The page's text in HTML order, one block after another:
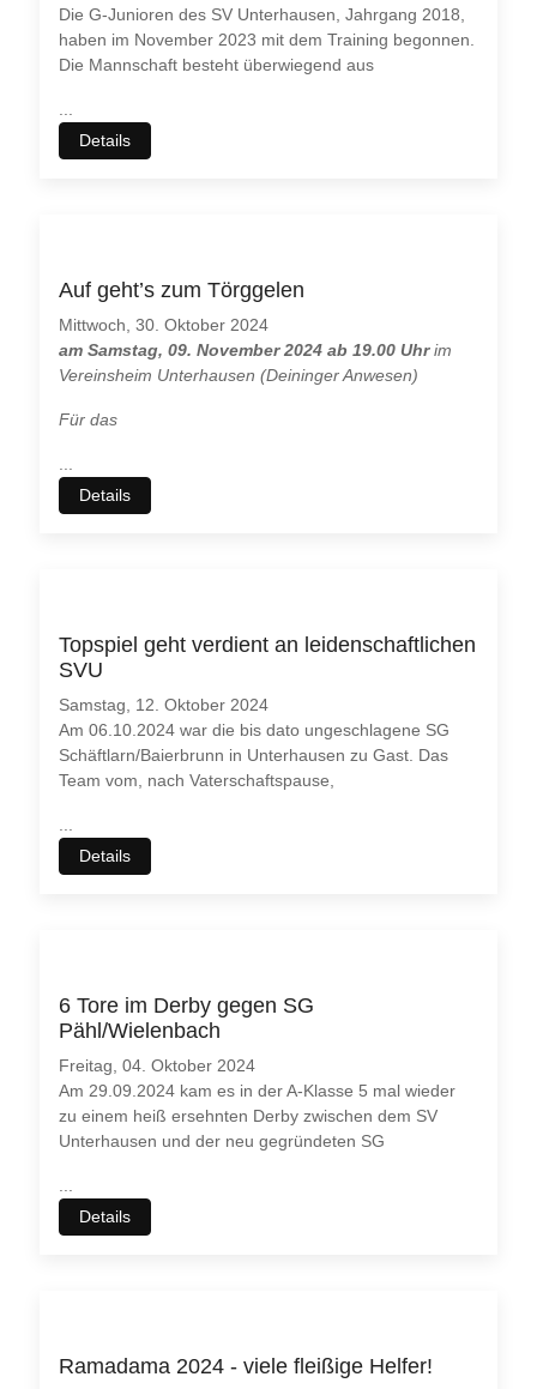
Die G-Junioren des SV Unterhausen, Jahrgang 2018,
haben im November 2023 mit dem Training begonnen.
Die Mannschaft besteht überwiegend aus
Details
Auf geht’s zum Törggelen
Mittwoch, 30. Oktober 2024
am Samstag, 09. November 2024 ab 19.00 Uhrim
Vereinsheim Unterhausen (Deininger Anwesen)
Für das
Details
Topspiel geht verdient an leidenschaftlichen
SVU
Samstag, 12. Oktober 2024
Am 06.10.2024 war die bis dato ungeschlagene SG
Schäftlarn/Baierbrunn in Unterhausen zu Gast. Das
Team vom, nach Vaterschaftspause,
Details
6 Tore im Derby gegen SG
Pähl/Wielenbach
Freitag, 04. Oktober 2024
Am 29.09.2024 kam es in der A-Klasse 5 mal wieder
zu einem heiß ersehnten Derby zwischen dem SV
Unterhausen und der neu gegründeten SG
Details
Ramadama 2024 - viele fleißige Helfer!